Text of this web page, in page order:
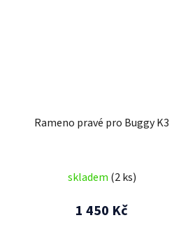
Rameno pravé pro Buggy K3
skladem (2 ks)
1 450 Kč